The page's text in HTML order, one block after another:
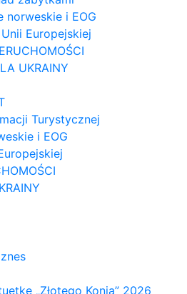
norweskie i EOG
Europejskiej
UKRAINY
Turystycznej
i EOG
„Złotego Konia” 2026